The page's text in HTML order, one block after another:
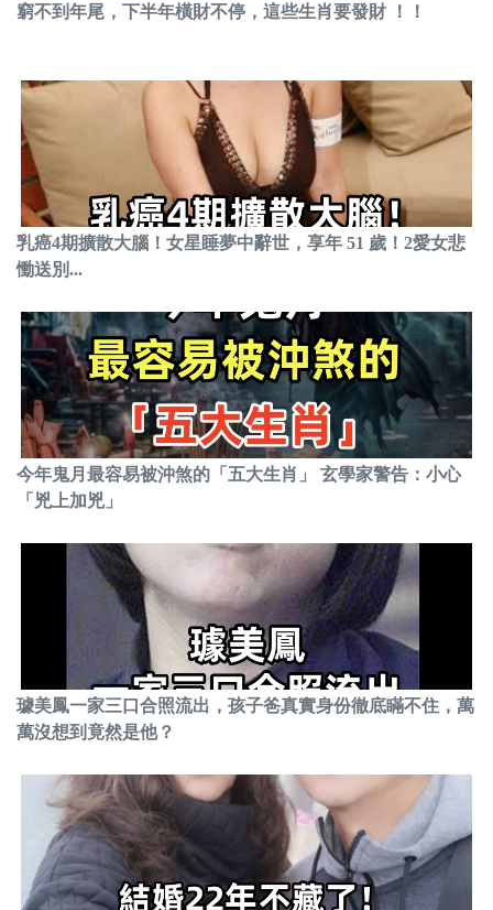
窮不到年尾，下半年橫財不停，這些生肖要發財 ！！
乳癌4期擴散大腦！女星睡夢中辭世，享年 51 歲！2愛女悲
慟送別...
今年鬼月最容易被沖煞的「五大生肖」 玄學家警告：小心
「兇上加兇」
璩美鳳一家三口合照流出，孩子爸真實身份徹底瞞不住，萬
萬沒想到竟然是他？